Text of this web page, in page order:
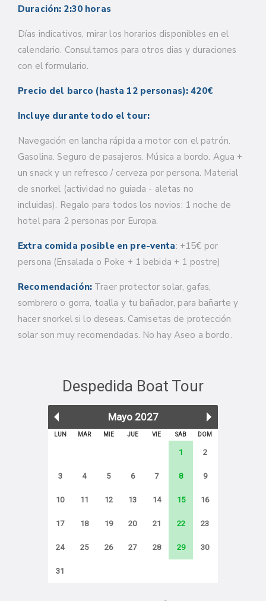
Duración: 2:30 horas
Días indicativos, mirar los horarios disponibles en el
calendario. Consultarnos para otros dias y duraciones
con el formulario.
Precio del barco (hasta 12 personas): 420€
Incluye durante todo el tour:
Navegación en lancha rápida a motor con el patrón.
Gasolina. Seguro de pasajeros. Música a bordo. Agua +
un snack y un refresco / cerveza por persona. Material
de snorkel (actividad no guiada - aletas no
incluidas). Regalo para todos los novios: 1 noche de
hotel para 2 personas por Europa.
Extra comida posible en pre-venta: +15€ por
persona (Ensalada o Poke + 1 bebida + 1 postre)
Recomendación:Traer protector solar, gafas,
sombrero o gorra, toalla y tu bañador, para bañarte y
hacer snorkel si lo deseas. Camisetas de protección
solar son muy recomendadas. No hay Aseo a bordo.